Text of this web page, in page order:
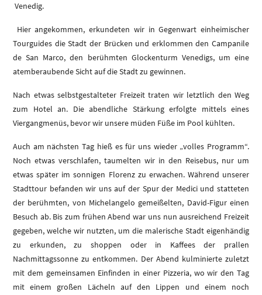
Venedig.
Hier angekommen, erkundeten wir in Gegenwart einheimischer
Tourguides die Stadt der Brücken und erklommen den Campanile
de San Marco, den berühmten Glockenturm Venedigs, um eine
atemberaubende Sicht auf die Stadt zu gewinnen.
Nach etwas selbstgestalteter Freizeit traten wir letztlich den Weg
zum Hotel an. Die abendliche Stärkung erfolgte mittels eines
Viergangmenüs, bevor wir unsere müden Füße im Pool kühlten.
Auch am nächsten Tag hieß es für uns wieder „volles Programm“.
Noch etwas verschlafen, taumelten wir in den Reisebus, nur um
etwas später im sonnigen Florenz zu erwachen. Während unserer
Stadttour befanden wir uns auf der Spur der Medici und statteten
der berühmten, von Michelangelo gemeißelten, David-Figur einen
Besuch ab. Bis zum frühen Abend war uns nun ausreichend Freizeit
gegeben, welche wir nutzten, um die malerische Stadt eigenhändig
zu erkunden, zu shoppen oder in Kaffees der prallen
Nachmittagssonne zu entkommen. Der Abend kulminierte zuletzt
mit dem gemeinsamen Einfinden in einer Pizzeria, wo wir den Tag
mit einem großen Lächeln auf den Lippen und einem noch